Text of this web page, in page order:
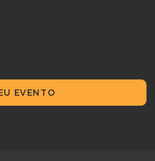
EVENTO